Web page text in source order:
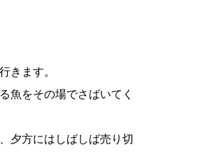
きます。
魚をその場でさばいてく
夕方にはしばしば売り切